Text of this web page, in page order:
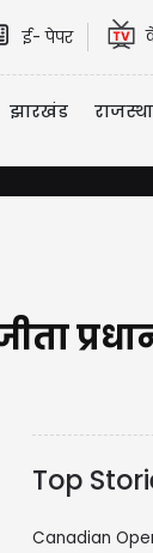
ई- पेपर
झारखंड
Top
Canadian